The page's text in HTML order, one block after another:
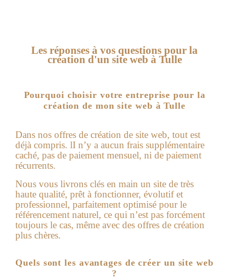
Les réponses à vos questions pour la
création d'un site web à Tulle
Pourquoi choisir votre entreprise pour la
création de mon site web à Tulle
Dans nos offres de création de site web, tout est
déjà compris. lI n’y a aucun frais supplémentaire
caché, pas de paiement mensuel, ni de paiement
récurrents.
Nous vous livrons clés en main un site de très
haute qualité, prêt à fonctionner, évolutif et
professionnel, parfaitement optimisé pour le
référencement naturel, ce qui n’est pas forcément
toujours le cas, même avec des offres de création
plus chères.
Quels sont les avantages de créer un site web
?